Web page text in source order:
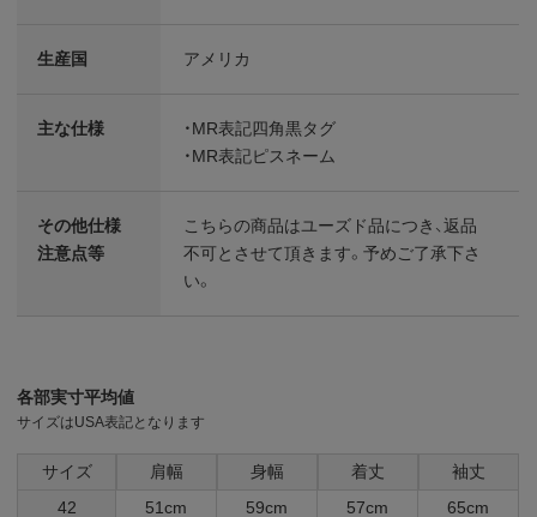
生産国 アメリカ
主な仕様
・MR表記四角黒タグ
・MR表記ピスネーム
その他仕様
注意点等
こちらの商品はユーズド品につき、返品
不可とさせて頂きます。予めご了承下さ
い。
各部実寸平均値
サイズはUSA表記となります
サイズ 肩幅 身幅 着丈
袖丈
42
51cm 59cm 57cm 65cm